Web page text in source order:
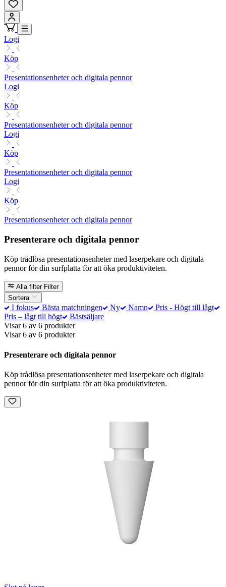
Logi
Köp
Presentationsenheter och digitala pennor
Logi
Köp
Presentationsenheter och digitala pennor
Logi
Köp
Presentationsenheter och digitala pennor
Logi
Köp
Presentationsenheter och digitala pennor
Presenterare och digitala pennor
Köp trådlösa presentationsenheter med laserpekare och digitala
pennor för din surfplatta för att öka produktiviteten.
Alla filter Filter
Sortera
I fokus Bästa matchningen Ny Namn
Pris - Högt till lågt
Pris – lågt till högt
Bästsäljare
Visar 6 av 6 produkter
Visar 6 av 6 produkter
Presenterare och digitala pennor
Köp trådlösa presentationsenheter med laserpekare och digitala
pennor för din surfplatta för att öka produktiviteten.